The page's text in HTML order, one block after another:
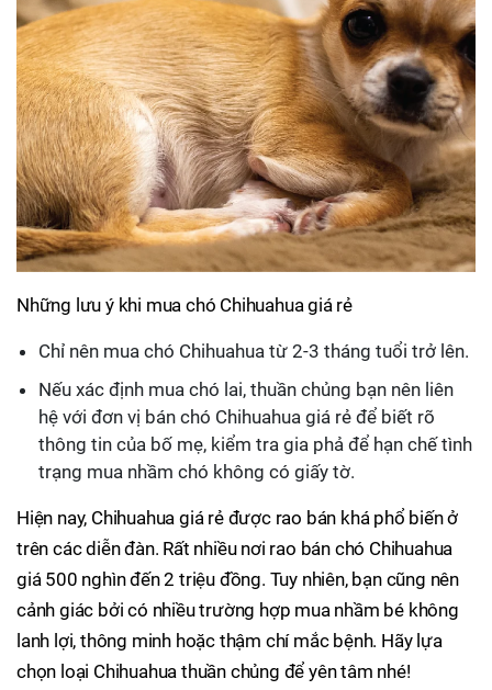
Những lưu ý khi mua chó Chihuahua giá rẻ
Chỉ nên mua chó Chihuahua từ 2-3 tháng tuổi trở lên.
Nếu xác định mua chó lai, thuần chủng bạn nên liên
hệ với đơn vị bán chó Chihuahua giá rẻ để biết rõ
thông tin của bố mẹ, kiểm tra gia phả để hạn chế tình
trạng mua nhầm chó không có giấy tờ.
Hiện nay, Chihuahua giá rẻ được rao bán khá phổ biến ở
trên các diễn đàn. Rất nhiều nơi rao bán chó Chihuahua
giá 500 nghìn đến 2 triệu đồng. Tuy nhiên, bạn cũng nên
cảnh giác bởi có nhiều trường hợp mua nhầm bé không
lanh lợi, thông minh hoặc thậm chí mắc bệnh. Hãy lựa
chọn loại Chihuahua thuần chủng để yên tâm nhé!